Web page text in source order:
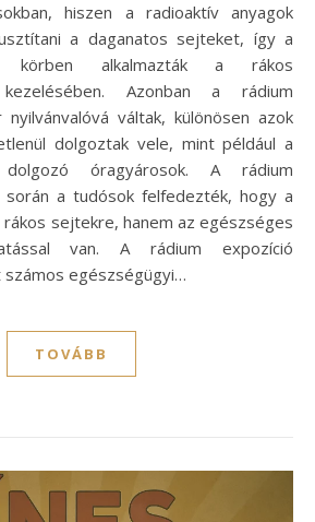
hiszen a radioaktív anyagok
a daganatos sejteket, így a
körben alkalmazták a rákos
Azonban a rádium
nyilvánvalóvá váltak, különösen azok
dolgoztak vele, mint például a
dolgozó óragyárosok. A rádium
során a tudósok felfedezték, hogy a
rákos sejtekre, hanem az egészséges
van. A rádium expozíció
egészségügyi…
TOVÁBB